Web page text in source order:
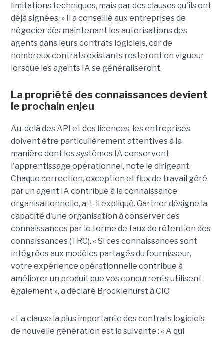
limitations techniques, mais par des clauses qu'ils ont
déjà signées. » Il a conseillé aux entreprises de
négocier dès maintenant les autorisations des
agents dans leurs contrats logiciels, car de
nombreux contrats existants resteront en vigueur
lorsque les agents IA se généraliseront.
La propriété des connaissances devient
le prochain enjeu
Au-delà des API et des licences, les entreprises
doivent être particulièrement attentives à la
manière dont les systèmes IA conservent
l'apprentissage opérationnel, note le dirigeant.
Chaque correction, exception et flux de travail géré
par un agent IA contribue à la connaissance
organisationnelle, a-t-il expliqué. Gartner désigne la
capacité d'une organisation à conserver ces
connaissances par le terme de taux de rétention des
connaissances (TRC). « Si ces connaissances sont
intégrées aux modèles partagés du fournisseur,
votre expérience opérationnelle contribue à
améliorer un produit que vos concurrents utilisent
également », a déclaré Brocklehurst à CIO.
« La clause la plus importante des contrats logiciels
de nouvelle génération est la suivante : « A qui